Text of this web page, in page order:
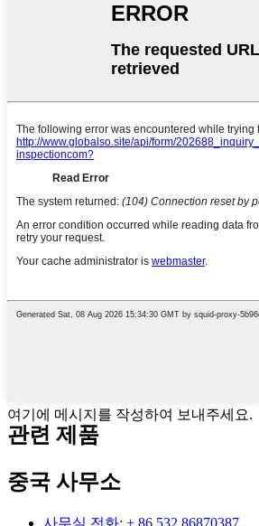
여기에 메시지를 작성하여 보내주세요.
관련 제품
중국 사무소
사무실 전화: + 86 532 86870387